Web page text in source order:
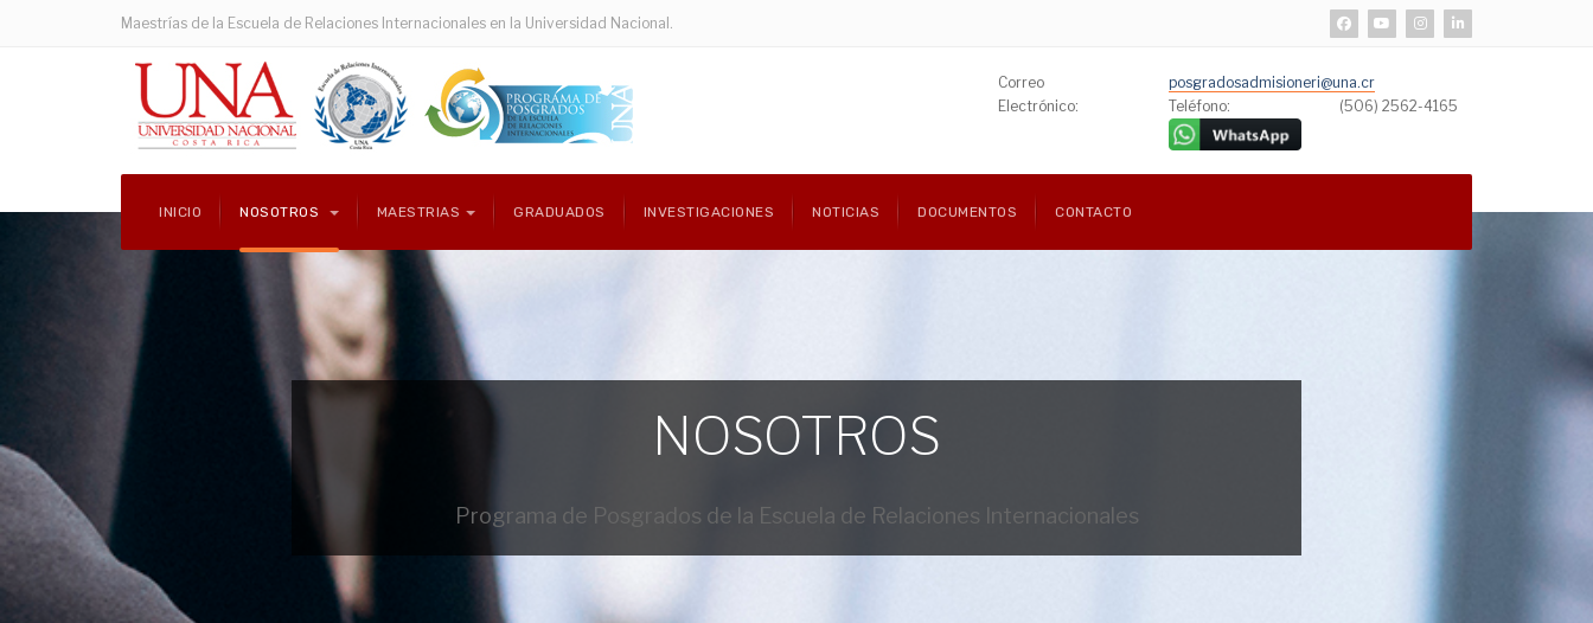
Maestrías de la Escuela de Relaciones Internacionales en la Universidad Nacional.
Correo
Electrónico:
posgradosadmisioneri@una.cr
Teléfono:
(506) 2562-4165
INICIO NOSOTROS MAESTRIAS GRADUADOS INVESTIGACIONES NOTICIAS DOCUMENTOS CONTACTO
NOSOTROS
Programa de Posgrados de la Escuela de Relaciones Internacionales